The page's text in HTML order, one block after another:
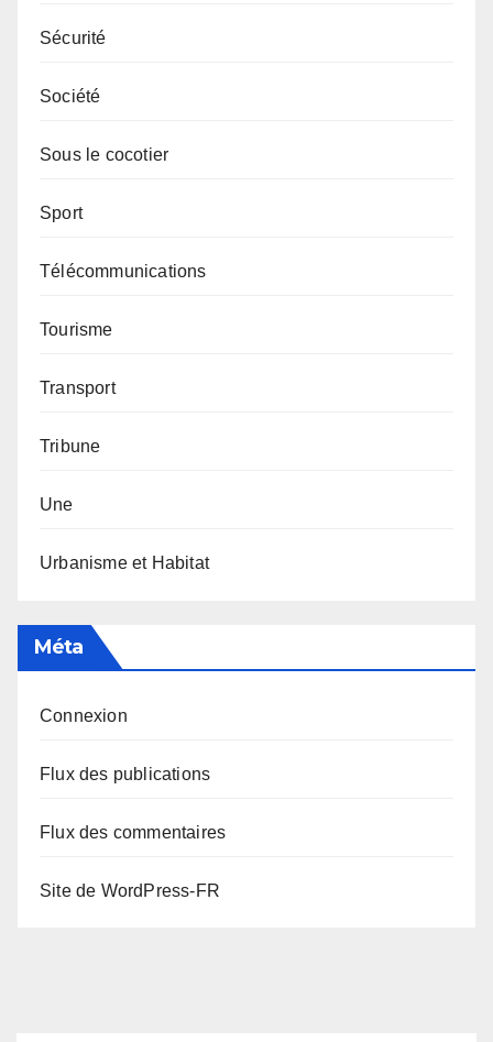
Sécurité
Société
Sous le cocotier
Sport
Télécommunications
Tourisme
Transport
Tribune
Une
Urbanisme et Habitat
Méta
Connexion
Flux des publications
Flux des commentaires
Site de WordPress-FR